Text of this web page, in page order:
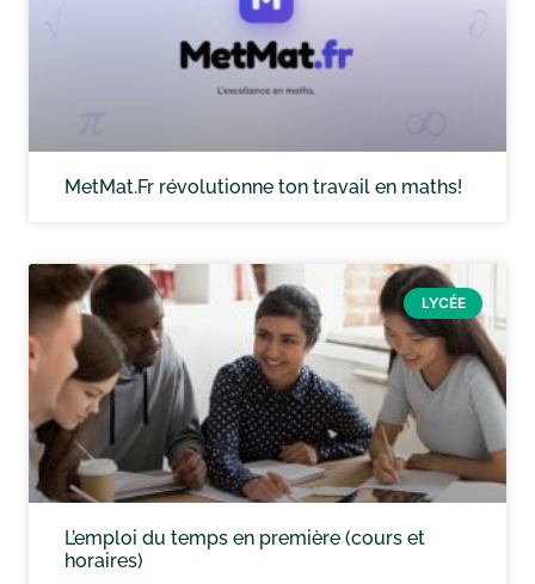
MetMat.Fr révolutionne ton travail en maths!
LYCÉE
L’emploi du temps en première (cours et
horaires)